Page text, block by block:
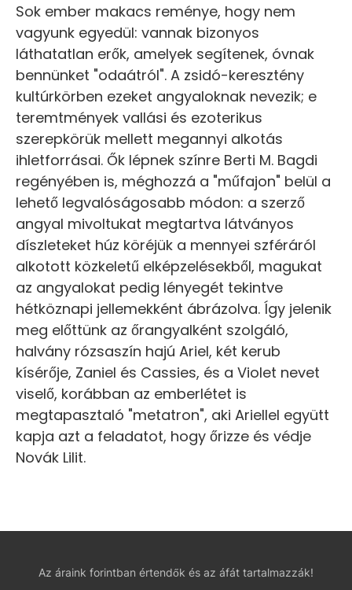
Sok ember makacs reménye, hogy nem
vagyunk egyedül: vannak bizonyos
láthatatlan erők, amelyek segítenek, óvnak
bennünket "odaátról". A zsidó-keresztény
kultúrkörben ezeket angyaloknak nevezik; e
teremtmények vallási és ezoterikus
szerepkörük mellett megannyi alkotás
ihletforrásai. Ők lépnek színre Berti M. Bagdi
regényében is, méghozzá a "műfajon" belül a
lehető legvalóságosabb módon: a szerző
angyal mivoltukat megtartva látványos
díszleteket húz köréjük a mennyei szféráról
alkotott közkeletű elképzelésekből, magukat
az angyalokat pedig lényegét tekintve
hétköznapi jellemekként ábrázolva. Így jelenik
meg előttünk az őrangyalként szolgáló,
halvány rózsaszín hajú Ariel, két kerub
kísérője, Zaniel és Cassies, és a Violet nevet
viselő, korábban az emberlétet is
megtapasztaló "metatron", aki Ariellel együtt
kapja azt a feladatot, hogy őrizze és védje
Novák Lilit.
Az áraink forintban értendők és az áfát tartalmazzák!